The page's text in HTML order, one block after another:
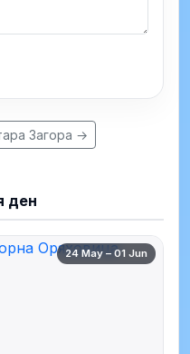
Загора →
ден
24 May – 01 Jun